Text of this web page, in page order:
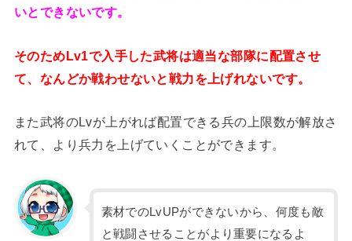
いとできないです。
そのためLv1で入手した武将は適当な部隊に配置させ
て、なんどか戦わせないと戦力を上げれないです。
また武将のLvが上がれば配置できる兵の上限数が解放さ
れて、より兵力を上げていくことができます。
素材でのLvUPができないから、何度も敵
と戦闘させることがより重要になるよ